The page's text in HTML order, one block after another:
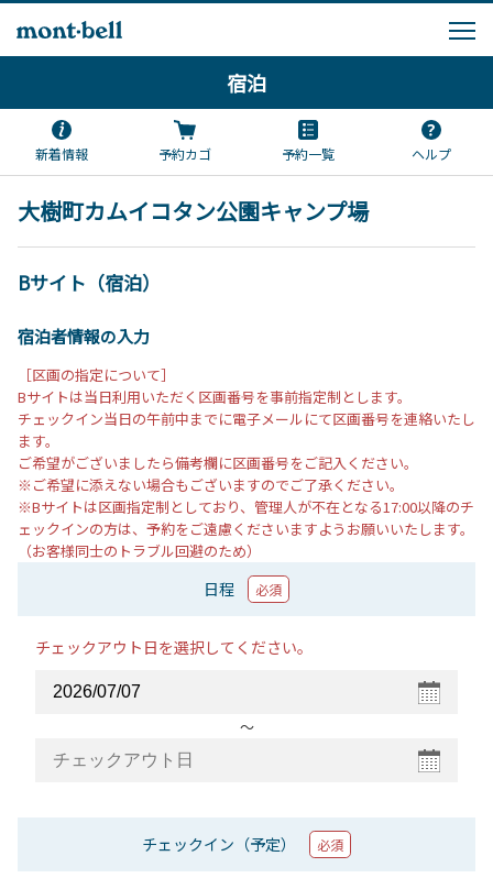
宿泊
新着情報 予約カゴ 予約一覧 ヘルプ
大樹町カムイコタン公園キャンプ場
Bサイト（宿泊）
宿泊者情報の入力
［区画の指定について］
Bサイトは当日利用いただく区画番号を事前指定制とします。
チェックイン当日の午前中までに電子メールにて区画番号を連絡いたし
ます。
ご希望がございましたら備考欄に区画番号をご記入ください。
※ご希望に添えない場合もございますのでご了承ください。
※Bサイトは区画指定制としており、管理人が不在となる17:00以降のチ
ェックインの方は、予約をご遠慮くださいますようお願いいたします。
（お客様同士のトラブル回避のため）
日程 必須
チェックアウト日を選択してください。
〜
チェックイン（予定） 必須